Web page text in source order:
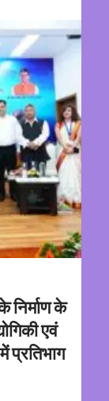
निर्माण के
एवं
प्रतिभाग